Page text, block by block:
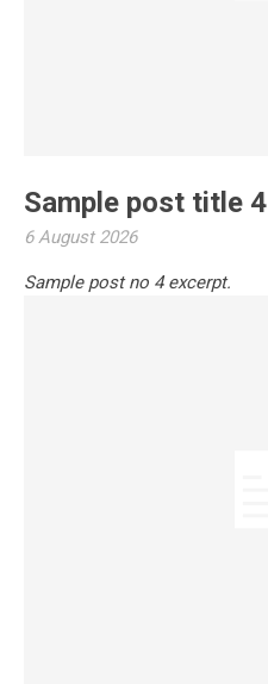
Sample post title 4
6 August 2026
Sample post no 4 excerpt.